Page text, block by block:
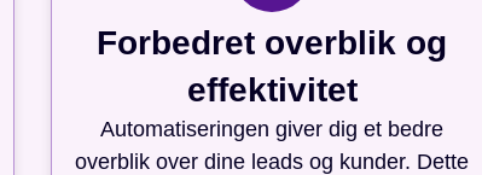
Forbedret overblik og
effektivitet
Automatiseringen giver dig et bedre
overblik over dine leads og kunder. Dette